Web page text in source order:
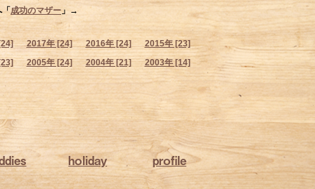
成功のマザー」→
2017年 [24] 2016年 [24]
2015年 [23]
2005年 [24] 2004年 [21] 2003年 [14]
holiday profile